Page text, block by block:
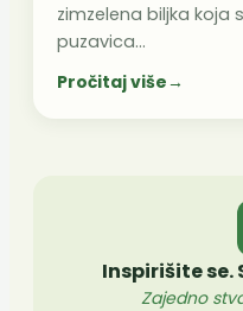
zimzelena biljka koja
puzavica…
Pročitaj više→
Inspirišite se.
Zajedno